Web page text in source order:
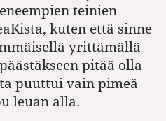
teinien
kuten että sinne
yrittämällä
pitää olla
puuttui vain pimeä
leuan alla.